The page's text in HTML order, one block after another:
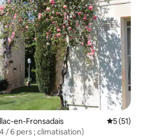
en-Fronsadais
5 (51)
/ 6 pers ; climatisation)